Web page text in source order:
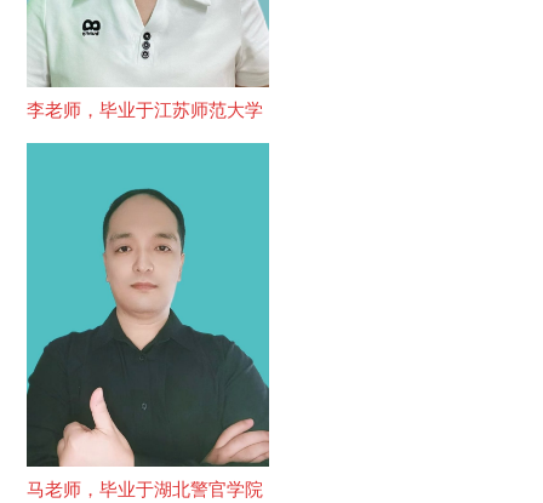
李老师，毕业于江苏师范大学
马老师，毕业于湖北警官学院